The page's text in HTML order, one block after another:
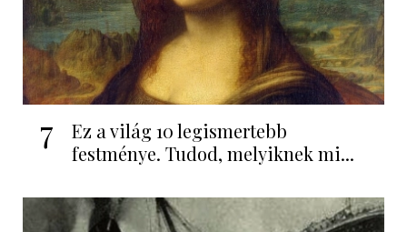
7
Ez a világ 10 legismertebb
festménye. Tudod, melyiknek mi...